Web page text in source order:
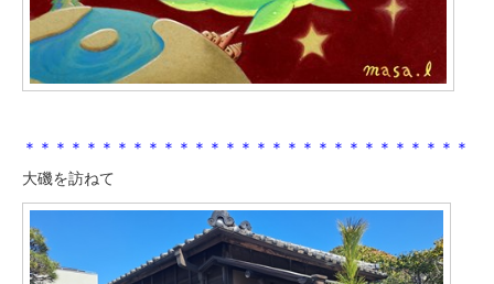
＊＊＊＊＊＊＊＊＊＊＊＊＊＊＊＊＊＊＊＊＊＊＊＊＊＊＊＊＊
大磯を訪ねて